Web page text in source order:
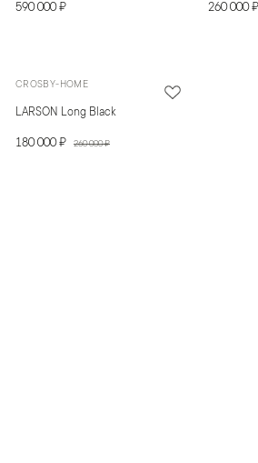
590 000 ₽ 260 000 ₽
CROSBY-HOME
LARSON Long Black
180 000 ₽ 260 000 ₽